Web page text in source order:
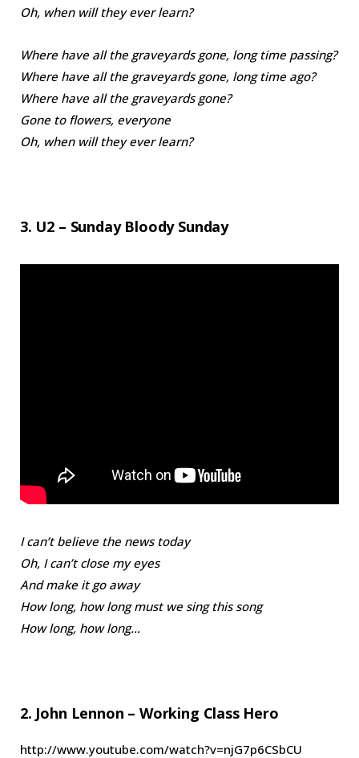
Oh, when will they ever learn?
Where have all the graveyards gone, long time passing?
Where have all the graveyards gone, long time ago?
Where have all the graveyards gone?
Gone to flowers, everyone
Oh, when will they ever learn?
3. U2 – Sunday Bloody Sunday
I can’t believe the news today
Oh, I can’t close my eyes
And make it go away
How long, how long must we sing this song
How long, how long…
2. John Lennon – Working Class Hero
http://www.youtube.com/watch?v=njG7p6CSbCU